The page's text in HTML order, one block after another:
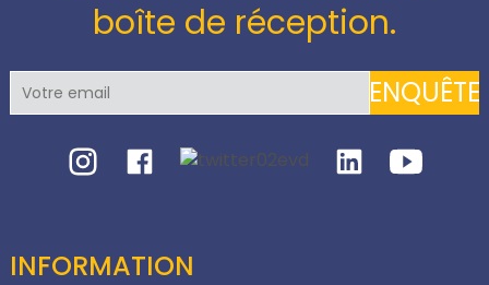
boîte de réception.
ENQUÊTE
INFORMATION